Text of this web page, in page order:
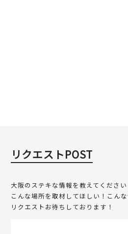
リクエストPOST
大阪のステキな情報を教えてください
こんな場所を取材してほしい！こん
リクエストお待ちしております！